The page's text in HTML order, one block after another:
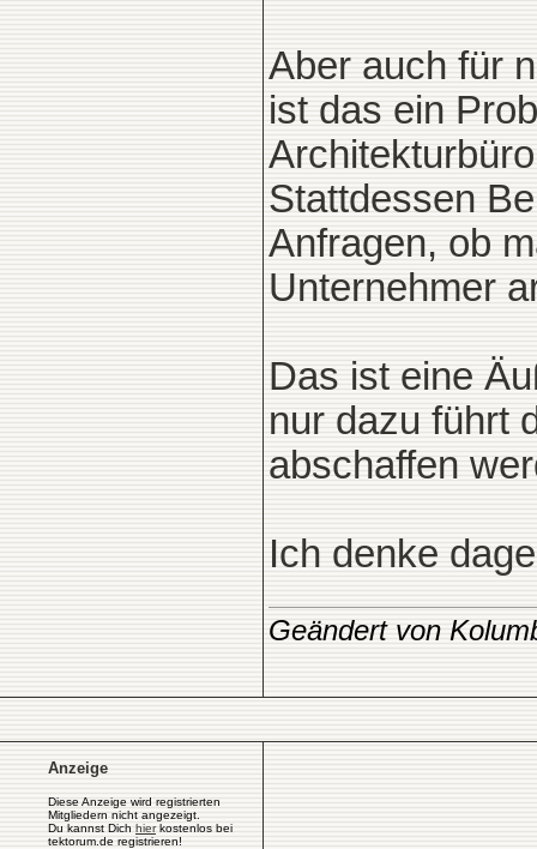
Aber auch für
ist das ein
Stattdessen
Anfragen, ob
Unternehmer
Das ist eine
nur dazu führt
abschaffen
Ich denke
Geändert von
Anzeige
Diese Anzeige wird registrierten
Mitgliedern nicht angezeigt.
Du kannst Dich hierkostenlos bei
tektorum.de registrieren!